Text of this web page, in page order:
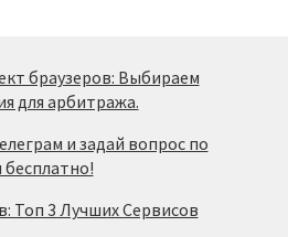
браузеров: Выбираем
для арбитража.
и задай вопрос по
бесплатно!
Топ 3 Лучших Сервисов